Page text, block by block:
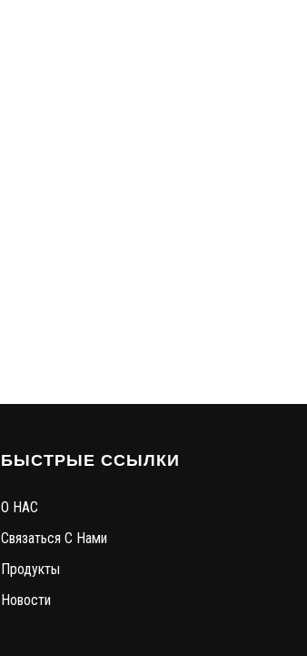
БЫСТРЫЕ ССЫЛКИ
О НАС
Связаться С Нами
Продукты
Новости